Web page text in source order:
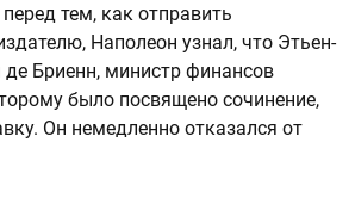
тем, как отправить
Наполеон узнал, что Этьен-
Бриенн, министр финансов
было посвящено сочинение,
Он немедленно отказался от